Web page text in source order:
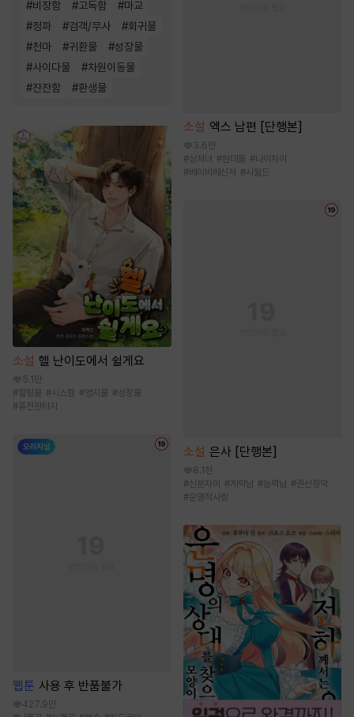
#비장함 #고독함 #마교
#정파 #검객/무사 #회귀물
#천마 #귀환물 #성장물
#사이다물 #차원이동물
#잔잔함 #환생물
소설 헬 난이도에서 쉴게요
5.1만
# 힐링물 #시스템 #영지물 #성장물
#퓨전판타지
웹툰 사용 후 반품불가
427.9만
소설 엑스 남편 [단행본]
3.6만
#상처녀 #현대물 #나이차이
#베이비메신저 #시월드
소설 은사 [단행본]
8.1천
#신분차이 #계략남 #능력남 #권선징악
#운명적사랑